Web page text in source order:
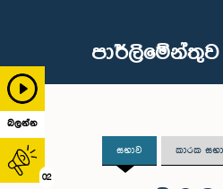
බලන්න
02
සභාව කාරක සභා